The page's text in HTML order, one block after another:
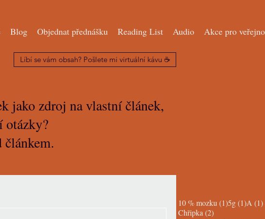
Blog Objednat přednášku Reading List Audio Akce pro
Líbí se vám obsah? Pošlete mi virtuální kávu ☕️
jako zdroj na vlastní článek,
otázky?
10 % mozku (1)1 post
5g(1)1 post
A (1)
Chřipka (2)2 posts